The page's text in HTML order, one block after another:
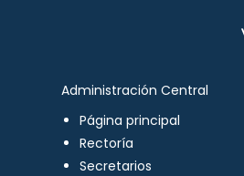
Administración Central
Página principal
Rectoría
Secretarios